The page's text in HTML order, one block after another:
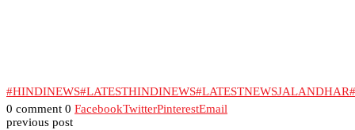
#HINDINEWS#LATESTHINDINEWS#LATESTNEWSJALANDHAR
0 comment 0 FacebookTwitterPinterestEmail
previous post